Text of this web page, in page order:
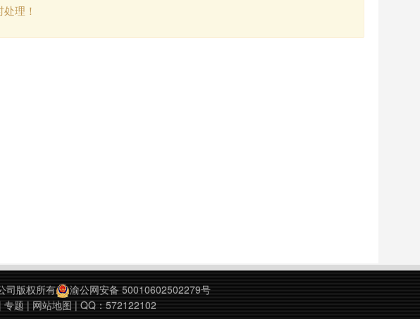
理！
司版权所有
渝公网安备 50010602502279号
| 专题 | 网站地图 | QQ：572122102